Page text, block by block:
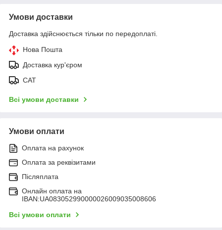
Умови доставки
Доставка здійснюється тільки по передоплаті.
Нова Пошта
Доставка кур'єром
САТ
Всі умови доставки
Умови оплати
Оплата на рахунок
Оплата за реквізитами
Післяплата
Онлайн оплата на
IBAN:UA083052990000026009035008606
Всі умови оплати